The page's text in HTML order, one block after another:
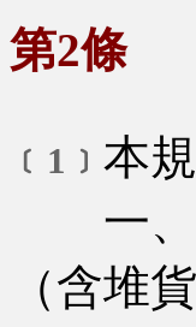
第2條
﹝1﹞ 本
一、
（含堆